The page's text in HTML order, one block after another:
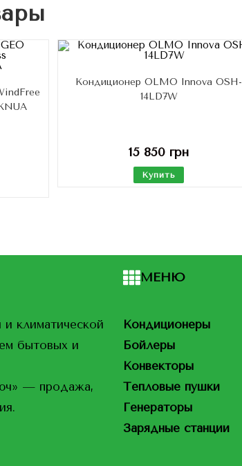
Кондиционер OLMO Innova OSH-
14LD7W
15 850 грн
Купить
климатической
бытовых и
— продажа,
МЕНЮ
Кондиционеры
Бойлеры
Конвекторы
Тепловые пушки
Генераторы
Зарядные станции